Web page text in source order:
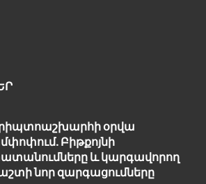
օրվա
Բիթքոյնի
և կարգավորող
նոր զարգացումները